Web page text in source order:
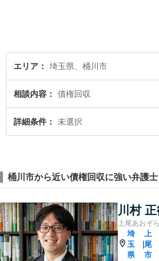
エリア 埼玉県、桶川市
相談内容 債権回収
詳細条件 未選択
桶川市から近い債権回収に強い弁護士
川村
上尾あおぞ
埼
玉
県
上
尾
市